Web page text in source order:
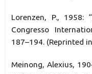
Lorenzen, P., 1958:
Congresso
187–194. (Reprinted
Meinong, Alexius,